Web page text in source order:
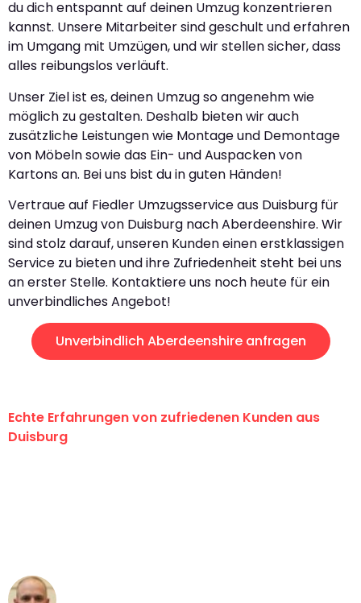
du dich entspannt auf deinen Umzug konzentrieren
kannst. Unsere Mitarbeiter sind geschult und erfahren
im Umgang mit Umzügen, und wir stellen sicher, dass
alles reibungslos verläuft.
Unser Ziel ist es, deinen Umzug so angenehm wie
möglich zu gestalten. Deshalb bieten wir auch
zusätzliche Leistungen wie Montage und Demontage
von Möbeln sowie das Ein- und Auspacken von
Kartons an. Bei uns bist du in guten Händen!
Vertraue auf Fiedler Umzugsservice aus Duisburg für
deinen Umzug von Duisburg nach Aberdeenshire. Wir
sind stolz darauf, unseren Kunden einen erstklassigen
Service zu bieten und ihre Zufriedenheit steht bei uns
an erster Stelle. Kontaktiere uns noch heute für ein
unverbindliches Angebot!
Unverbindlich Aberdeenshire anfragen
Echte Erfahrungen von zufriedenen Kunden aus
Duisburg